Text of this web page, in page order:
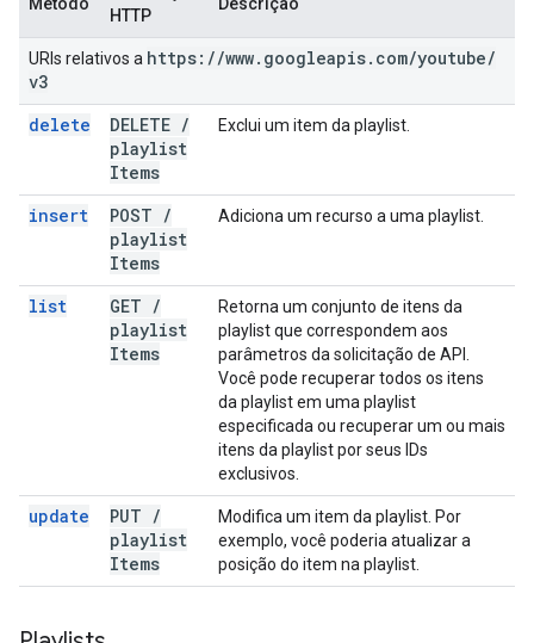
HTTP
URIs relativos a https: //www. googleapis. com/youtube/
v3
delete
DELETE /
playlist
Items
Exclui um item da playlist.
insert POST /
playlist
Items
Adiciona um recurso a uma playlist.
list GET /
playlist
Items
Retorna um conjunto de itens da
playlist que correspondem aos
parâmetros da solicitação de API.
Você pode recuperar todos os itens
da playlist em uma playlist
especificada ou recuperar um ou mais
itens da playlist por seus IDs
exclusivos.
update PUT /
playlist
Items
Modifica um item da playlist. Por
exemplo, você poderia atualizar a
posição do item na playlist.